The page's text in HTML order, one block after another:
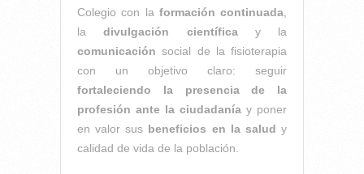
Colegio con la formación continuada
ladivulgación científicay la
comunicación social de la fisioterapia
con un objetivo claro: seguir
fortaleciendo la presencia de la
profesión ante la ciudadanía y poner
en valor sus beneficios en la salud y
calidad de vida de la población.